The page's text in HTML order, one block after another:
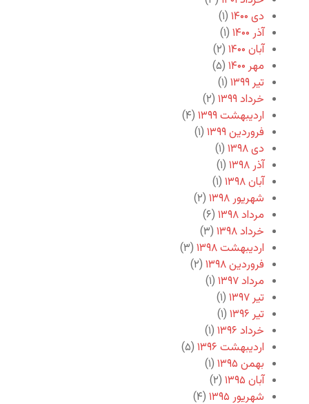
دی ۱۴۰۰
(۱)
آذر ۱۴۰۰
(۱)
آبان ۱۴۰۰
(۲)
مهر ۱۴۰۰
(۵)
تیر ۱۳۹۹
(۱)
خرداد ۱۳۹۹
(۲)
اردیبهشت ۱۳۹۹
(۴)
فروردین ۱۳۹۹
(۱)
دی ۱۳۹۸
(۱)
آذر ۱۳۹۸
(۱)
آبان ۱۳۹۸
(۱)
شهریور ۱۳۹۸
(۲)
مرداد ۱۳۹۸
(۶)
خرداد ۱۳۹۸
(۳)
اردیبهشت ۱۳۹۸
(۳)
فروردین ۱۳۹۸
(۲)
مرداد ۱۳۹۷
(۱)
تیر ۱۳۹۷
(۱)
تیر ۱۳۹۶
(۱)
خرداد ۱۳۹۶
(۱)
اردیبهشت ۱۳۹۶
(۵)
بهمن ۱۳۹۵
(۱)
آبان ۱۳۹۵
(۲)
شهریور ۱۳۹۵
(۴)